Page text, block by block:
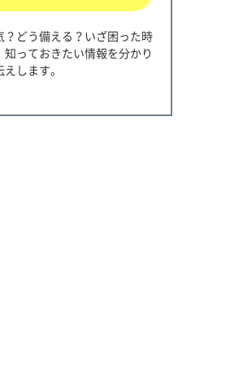
？どう備える？いざ困った時
知っておきたい情報を分かり
します。